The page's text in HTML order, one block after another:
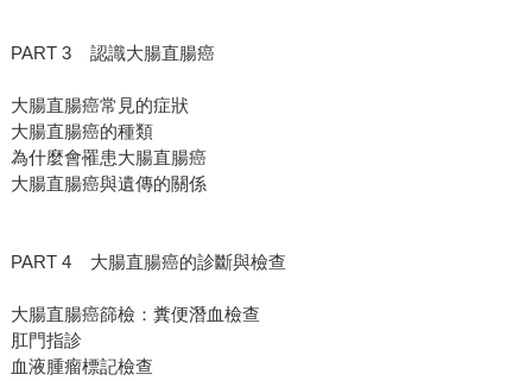
PART 3 認識大腸直腸癌
大腸直腸癌常見的症狀
大腸直腸癌的種類
為什麼會罹患大腸直腸癌
大腸直腸癌與遺傳的關係
PART 4 大腸直腸癌的診斷與檢查
大腸直腸癌篩檢：糞便潛血檢查
肛門指診
血液腫瘤標記檢查